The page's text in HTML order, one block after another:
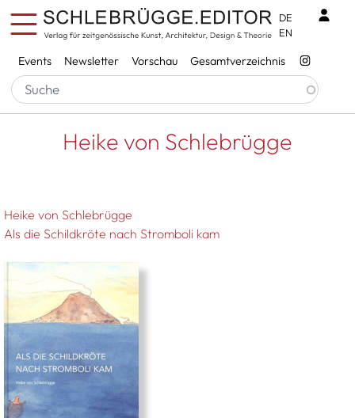
Direkt zum Inhalt
Services
Events Newsletter Vorschau Gesamtverzeichnis
DE
EN
Pfadnavigation
Startseite Heike von Schlebrügge
Heike von Schlebrügge
Heike von Schlebrügge
Als die Schildkröte nach Stromboli kam